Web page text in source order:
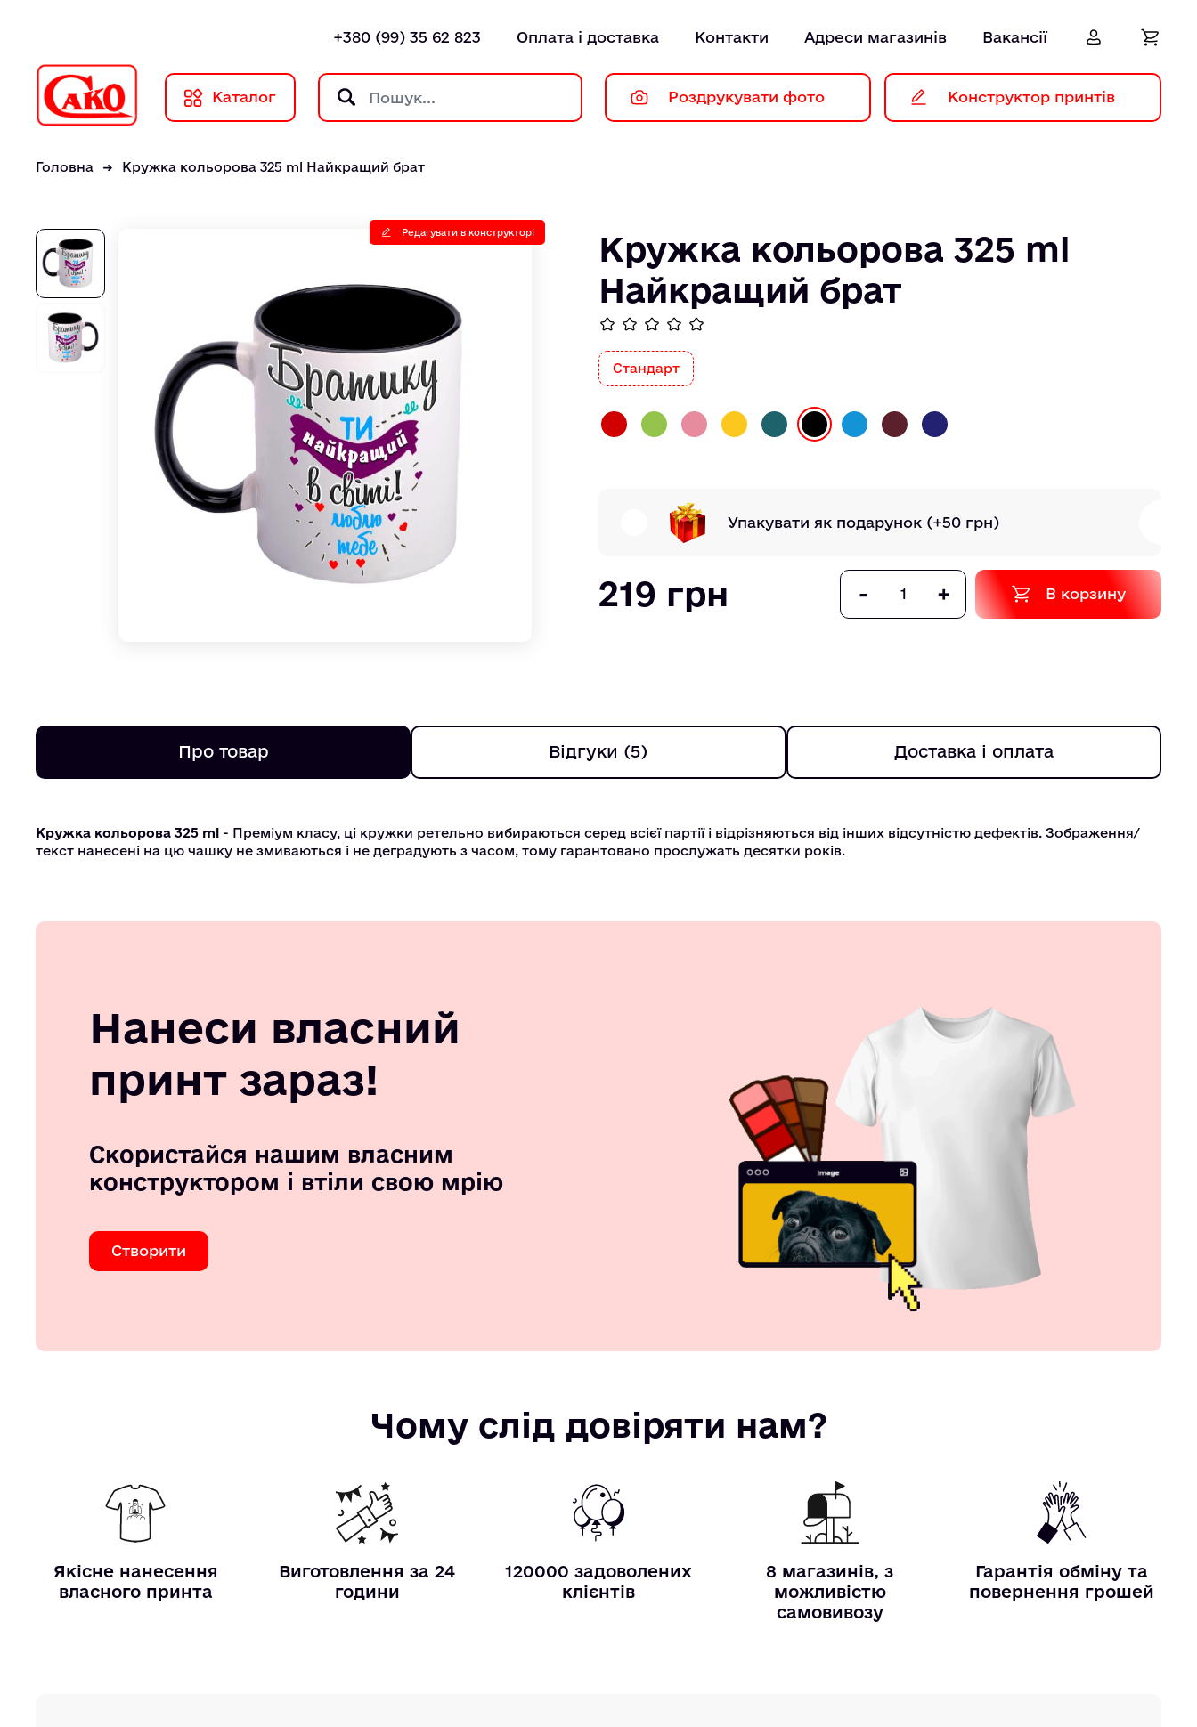
+380 (99) 35 62 823 Оплата і доставка Контакти Адреси магазинів Вакансії
Каталог Роздрукувати фото Конструктор принтів
Головна Кружка кольорова 325 ml Найкращий брат
Редагувати в конструкторі
Кружка кольорова 325 ml
Найкращий брат
Стандарт
Упакувати як подарунок (+50 грн)
219 грн - + В корзину
Про товар Відгуки (5) Доставка і оплата
Кружка кольорова 325 ml - Преміум класу, ці кружки ретельно вибираються серед всієї партії і відрізняються від інших відсутністю дефектів. Зображення/
текст нанесені на цю чашку не змиваються і не деградують з часом, тому гарантовано прослужать десятки років.
Нанеси власний
принт зараз!
Скористайся нашим власним
конструктором і втіли свою мрію
Створити
Чому слід довіряти нам?
Якісне нанесення
власного принта
Виготовлення за 24
години
120000 задоволених
клієнтів
8 магазинів, з
можливістю
самовивозу
Гарантія обміну та
повернення грошей